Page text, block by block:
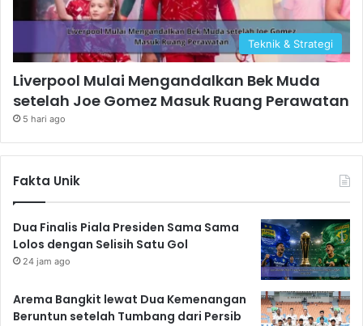
Teknik & Strategi
Liverpool Mulai Mengandalkan Bek Muda
setelah Joe Gomez Masuk Ruang Perawatan
5 hari ago
Fakta Unik
Dua Finalis Piala Presiden Sama Sama
Lolos dengan Selisih Satu Gol
24 jam ago
Arema Bangkit lewat Dua Kemenangan
Beruntun setelah Tumbang dari Persib